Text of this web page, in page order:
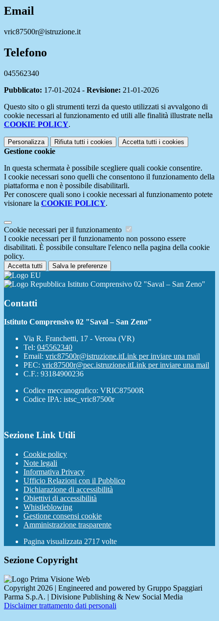
Email
vric87500r@istruzione.it
Telefono
045562340
Pubblicato: 17-01-2024 - Revisione: 21-01-2026
Questo sito o gli strumenti terzi da questo utilizzati si avvalgono di
cookie necessari al funzionamento ed utili alle finalità illustrate nella
COOKIE POLICY.
Personalizza Rifiuta tutti i cookies Accetta tutti i cookies
Gestione cookie
In questa schermata è possibile scegliere quali cookie consentire.
I cookie necessari sono quelli che consentono il funzionamento della
piattaforma e non è possibile disabilitarli.
Per conoscere quali sono i cookie necessari al funzionamento potete
visionare la COOKIE POLICY.
Cookie necessari per il funzionamento
I cookie necessari per il funzionamento non possono essere
disabilitati. È possibile consultare l'elenco nella pagina della cookie
policy.
Accetta tutti Salva le preferenze
Istituto Comprensivo 02 "Saval – San Zeno"
Contatti
Istituto Comprensivo 02 "Saval – San Zeno"
Via R. Franchetti, 17 - Verona (VR)
Tel: 045562340
Email: vric87500r@istruzione.itLink per inviare una mail
PEC: vric87500r@pec.istruzione.itLink per inviare una mail
C.F.: 93184900236
Codice meccanografico: VRIC87500R
Codice IPA: istsc_vric87500r
Sezione Link Utili
Cookie policy
Note legali
Informativa Privacy
Ufficio Relazioni con il Pubblico
Dichiarazione di accessibilità
Obiettivi di accessibilità
Whistleblowing
Gestione consensi cookie
Amministrazione trasparente
Pagina visualizzata 2717 volte
Sezione Copyright
Copyright 2026 | Engineered and powered by Gruppo Spaggiari
Parma S.p.A. | Divisione Publishing & New Social Media
Disclaimer trattamento dati personali